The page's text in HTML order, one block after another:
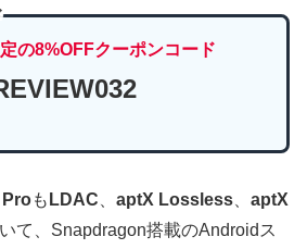
の8%OFFクーポンコード
Proも LDAC aptX Lossless
aptX
て、Snapdragon搭載のAndroidス